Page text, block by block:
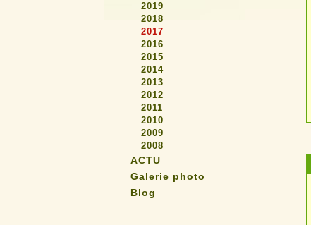
2019
2018
2017
2016
2015
2014
2013
2012
2011
2010
2009
2008
ACTU
Galerie photo
Blog